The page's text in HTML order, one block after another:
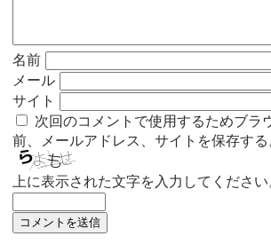
名前
メール
サイト
次回のコメントで使用するためブラ
前、メールアドレス、サイトを保存する
上に表示された文字を入力してください